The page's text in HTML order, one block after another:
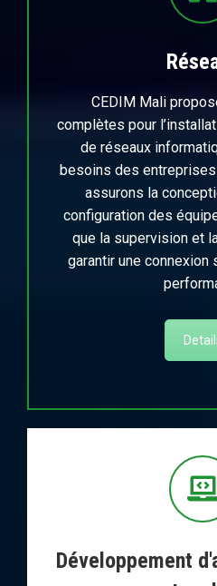
CEDIM Mali
complètes pour
de réseaux
besoins des
assurons la
configuration des
que la supervision et
garantir une
Développement